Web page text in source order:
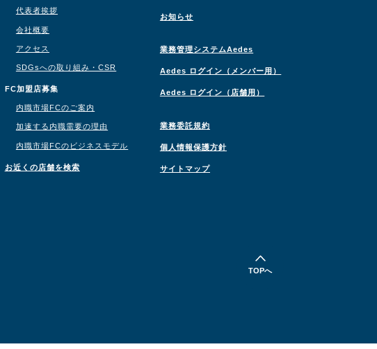
TOPへ
代表者挨拶
会社概要
アクセス
SDGsへの取り組み・CSR
FC加盟店募集
内職市場FCのご案内
加速する内職需要の理由
内職市場FCのビジネスモデル
お近くの店舗を検索
お知らせ
業務管理システムAedes
Aedes ログイン（メンバー用）
Aedes ログイン（店舗用）
業務委託規約
個人情報保護方針
サイトマップ